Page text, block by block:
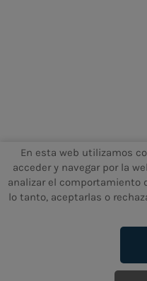
En esta web utilizamos
acceder y navegar por la
analizar el comportamiento
lo tanto, aceptarlas o